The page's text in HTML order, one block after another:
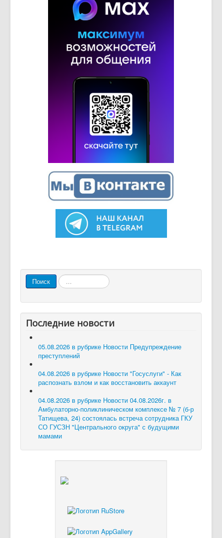
Поиск Искать...
Последние новости
05.08.2026 в рубрике Новости Предупреждение
преступлений
04.08.2026 в рубрике Новости "Госуслуги" - Как
распознать взлом и как восстановить аккаунт
04.08.2026 в рубрике Новости 04.08.2026г. в
Амбулаторно-поликлиническом комплексе № 7 (б-р
Татищева, 24) состоялась встреча сотрудника ГКУ
СО ГУСЗН "Центрального округа" с будущими
мамами